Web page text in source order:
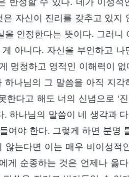
반성할 수 있다. 네가 이성적
자신이 진리를 갖추고 있지
인정한다는 뜻이다. 그러니
아니다. 자신을 부인하고 나
멍청하고 영적인 이해력이
나님의 그 말씀을 아직 지각
다고 해도 너의 신념으로 ‘
하나님의 말씀이 네 생각과
여야 한다. 그렇게 하면 분명
는다면 이는 매우 비이성적
순종하는 것은 언제나 옳